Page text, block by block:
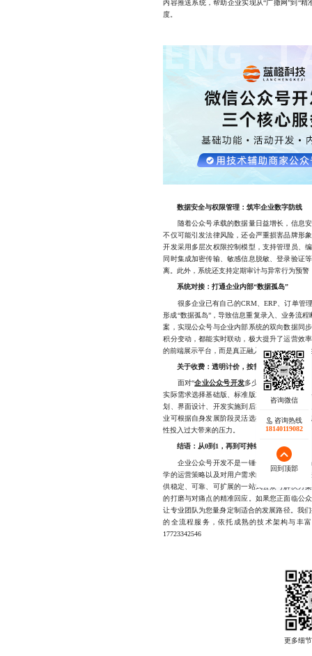
内容推送系统，帮助企业实现从“广撒网”到“
度。
数据安全与权限管理：筑牢企业数字防线
随着公众号承载的数据量日益增长，信息安
不仅可能引发法律风险，还会严重损害品牌形
开发采用多层次权限控制模型，支持管理员、
同时集成加密传输、敏感信息脱敏、登录验证
离。此外，系统还支持定期审计与异常行为预
系统对接：打通企业内部“数据孤岛”
很多企业已有自己的CRM、ERP、订单管
形成“数据孤岛”，导致信息重复录入、业务流
案，实现公众号与企业内部系统的双向数据同
积分变动，都能实时联动，极大提升了运营效
的前端展示平台，而是真正融入企业整体数字化
关于收费：透明计价，按需投入
面对“企业公众号开发多少钱”这一高频疑
实际需求选择基础版、标准版或高级定制版，
划、界面设计、开发实施到后期维护，全程可
业可根据自身发展阶段灵活选择上线节奏，先
性投入过大带来的压力。
结语：从0到1，再到可持续增长
企业公众号开发不是一锤子买卖，而是一场
学的运营策略以及对用户需求的深刻理解。蓝
供稳定、可靠、可扩展的一站式公众号解决方
的打磨与对痛点的精准回应。如果您正面临公
让专业团队为您量身定制适合的发展路径。我
的全流程服务，依托成熟的技术架构与丰
17723342546
咨询热线
18140119082
回到顶部